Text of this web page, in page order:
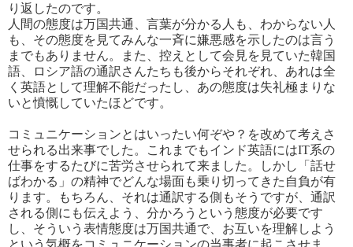
り返したのです。
人間の態度は万国共通、言葉が分かる人も、わからない人
も、その態度を見てみんな一斉に嫌悪感を示したのは言う
までもありません。また、控えとして会見を見ていた韓国
語、ロシア語の通訳さんたちも後からそれぞれ、あれは全
く英語として理解不能だったし、あの態度は失礼極まりな
いと憤慨していたほどです。
コミュニケーションとはいったい何ぞや？を改めて考えさ
せられる出来事でした。これまでもインド英語にはIT系の
仕事をするたびに苦労させられて来ました。しかし「話せ
ばわかる」の精神でどんな場面も乗り切ってきた自負が有
ります。もちろん、それは通訳する側もそうですが、通訳
される側にも伝えよう、分かろうという態度が必要です
し、そういう表情態度は万国共通で、お互いを理解しよう
という気概をコミュニケーションの当事者に起こさせま